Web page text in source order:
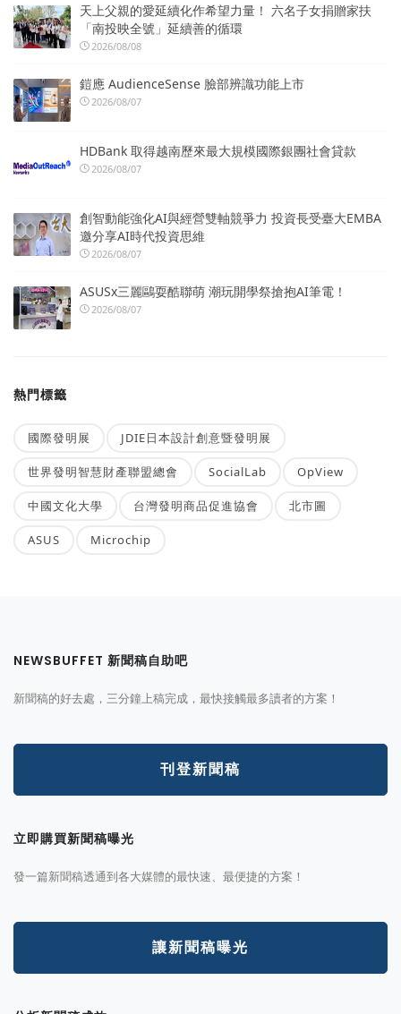
天上父親的愛延續化作希望力量！ 六名子女捐贈家扶
「南投映全號」延續善的循環
2026/08/08
鎧應 AudienceSense 臉部辨識功能上市
2026/08/07
HDBank 取得越南歷來最大規模國際銀團社會貸款
2026/08/07
創智動能強化AI與經營雙軸競爭力 投資長受臺大EMBA
邀分享AI時代投資思維
2026/08/07
ASUSx三麗鷗耍酷聯萌 潮玩開學祭搶抱AI筆電！
2026/08/07
熱門標籤
國際發明展 JDIE日本設計創意暨發明展
世界發明智慧財產聯盟總會 SocialLab OpView
中國文化大學 台灣發明商品促進協會 北市圖
ASUS Microchip
NEWSBUFFET 新聞稿自助吧
新聞稿的好去處，三分鐘上稿完成，最快接觸最多讀者的方案！
刊登新聞稿
立即購買新聞稿曝光
發一篇新聞稿透通到各大媒體的最快速、最便捷的方案！
讓新聞稿曝光